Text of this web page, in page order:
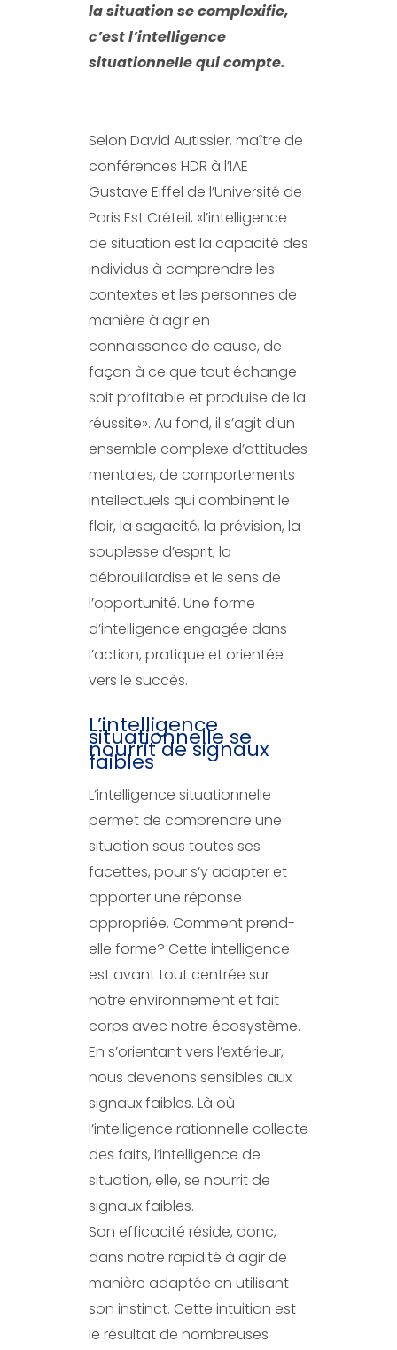
la situation se complexifie,
c’est l’intelligence
situationnelle qui compte.
Selon David Autissier, maître de
conférences HDR à l’IAE
Gustave Eiffel de l’Université de
Paris Est Créteil, «l’intelligence
de situation est la capacité des
individus à comprendre les
contextes et les personnes de
manière à agir en
connaissance de cause, de
façon à ce que tout échange
soit profitable et produise de la
réussite». Au fond, il s’agit d’un
ensemble complexe d’attitudes
mentales, de comportements
intellectuels qui combinent le
flair, la sagacité, la prévision, la
souplesse d’esprit, la
débrouillardise et le sens de
l’opportunité. Une forme
d’intelligence engagée dans
l’action, pratique et orientée
vers le succès.
L’intelligence
situationnelle se
nourrit de signaux
faibles
L’intelligence situationnelle
permet de comprendre une
situation sous toutes ses
facettes, pour s’y adapter et
apporter une réponse
appropriée. Comment prend-
elle forme? Cette intelligence
est avant tout centrée sur
notre environnement et fait
corps avec notre écosystème.
En s’orientant vers l’extérieur,
nous devenons sensibles aux
signaux faibles. Là où
l’intelligence rationnelle collecte
des faits, l’intelligence de
situation, elle, se nourrit de
signaux faibles.
Son efficacité réside, donc,
dans notre rapidité à agir de
manière adaptée en utilisant
son instinct. Cette intuition est
le résultat de nombreuses